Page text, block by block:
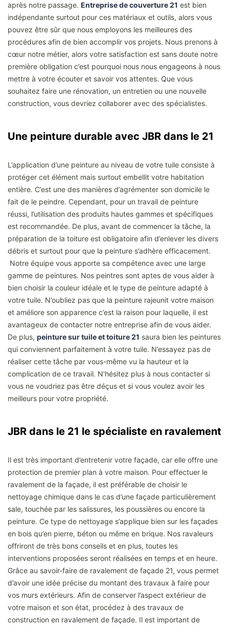
après notre passage. Entreprise de couverture 21 est bien
indépendante surtout pour ces matériaux et outils, alors vous
pouvez être sûr que nous employons les meilleures des
procédures afin de bien accomplir vos projets. Nous prenons à
cœur notre métier, alors votre satisfaction est sans doute notre
première obligation c’est pourquoi nous nous engageons à nous
mettre à votre écouter et savoir vos attentes. Que vous
souhaitez faire une rénovation, un entretien ou une nouvelle
construction, vous devriez collaborer avec des spécialistes.
Une peinture durable avec JBR dans le 21
L’application d’une peinture au niveau de votre tuile consiste à
protéger cet élément mais surtout embellit votre habitation
entière. C’est une des manières d’agrémenter son domicile le
fait de le peindre. Cependant, pour un travail de peinture
réussi, l’utilisation des produits hautes gammes et spécifiques
est recommandée. De plus, avant de commencer la tâche, la
préparation de la toiture est obligatoire afin d’enlever les divers
débris et surtout pour que la peinture s’adhère efficacement.
Notre équipe vous apporte sa compétence avec une large
gamme de peintures. Nos peintres sont aptes de vous aider à
bien choisir la couleur idéale et le type de peinture adapté à
votre tuile. N’oubliez pas que la peinture rajeunit votre maison
et améliore son apparence c’est la raison pour laquelle, il est
avantageux de contacter notre entreprise afin de vous aider.
De plus, peinture sur tuile et toiture 21 saura bien les peintures
qui conviennent parfaitement à votre tuile. N’essayez pas de
réaliser cette tâche par vous-même vu la hauteur et la
complication de ce travail. N’hésitez plus à nous contacter si
vous ne voudriez pas être déçus et si vous voulez avoir les
meilleurs pour votre propriété.
JBR dans le 21 le spécialiste en ravalement
Il est très important d’entretenir votre façade, car elle offre une
protection de premier plan à votre maison. Pour effectuer le
ravalement de la façade, il est préférable de choisir le
nettoyage chimique dans le cas d’une façade particulièrement
sale, touchée par les salissures, les poussières ou encore la
peinture. Ce type de nettoyage s’applique bien sur les façades
en bois qu’en pierre, béton ou même en brique. Nos ravaleurs
offriront de très bons conseils et en plus, toutes les
interventions proposées seront réalisées en temps et en heure.
Grâce au savoir-faire de ravalement de façade 21, vous permet
d’avoir une idée précise du montant des travaux à faire pour
vos murs extérieurs. Afin de conserver l’aspect extérieur de
votre maison et son état, procédez à des travaux de
construction en ravalement de façade. Il est important de